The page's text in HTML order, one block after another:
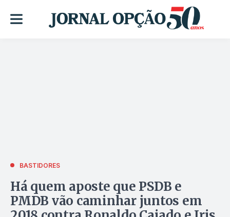
BASTIDORES
Há quem aposte que PSDB e
PMDB vão caminhar juntos em